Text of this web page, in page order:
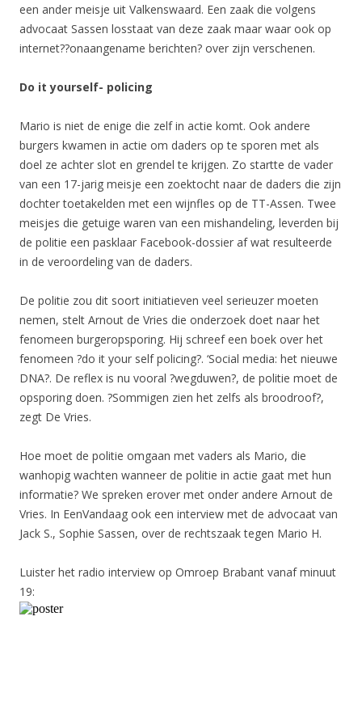
een ander meisje uit Valkenswaard. Een zaak die volgens
advocaat Sassen losstaat van deze zaak maar waar ook op
internet??onaangename berichten? over zijn verschenen.
Do it yourself- policing
Mario is niet de enige die zelf in actie komt. Ook andere
burgers kwamen in actie om daders op te sporen met als
doel ze achter slot en grendel te krijgen. Zo startte de vader
van een 17-jarig meisje een zoektocht naar de daders die zijn
dochter toetakelden met een wijnfles op de TT-Assen. Twee
meisjes die getuige waren van een mishandeling, leverden bij
de politie een pasklaar Facebook-dossier af wat resulteerde
in de veroordeling van de daders.
De politie zou dit soort initiatieven veel serieuzer moeten
nemen, stelt Arnout de Vries die onderzoek doet naar het
fenomeen burgeropsporing. Hij schreef een boek over het
fenomeen ?do it your self policing?. ‘Social media: het nieuwe
DNA?. De reflex is nu vooral ?wegduwen?, de politie moet de
opsporing doen. ?Sommigen zien het zelfs als broodroof?,
zegt De Vries.
Hoe moet de politie omgaan met vaders als Mario, die
wanhopig wachten wanneer de politie in actie gaat met hun
informatie? We spreken erover met onder andere Arnout de
Vries. In EenVandaag ook een interview met de advocaat van
Jack S., Sophie Sassen, over de rechtszaak tegen Mario H.
Luister het radio interview op Omroep Brabant vanaf minuut
19: